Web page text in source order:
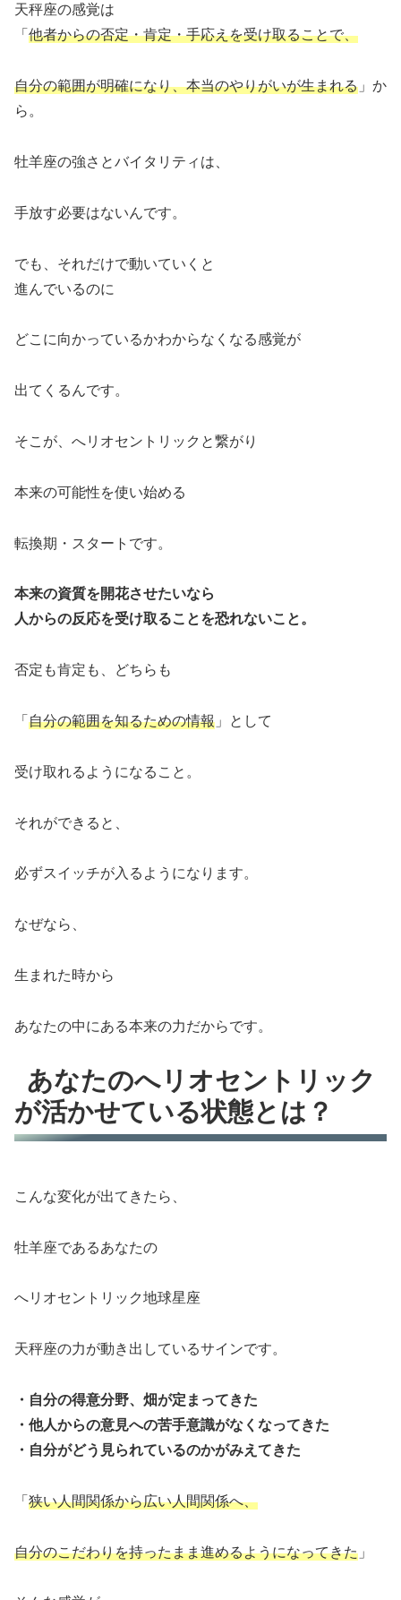
天秤座の感覚は
「他者からの否定・肯定・手応えを受け取ることで、
自分の範囲が明確になり、本当のやりがいが生まれる 」か
ら。
牡羊座の強さとバイタリティは、
手放す必要はないんです。
でも、それだけで動いていくと
進んでいるのに
どこに向かっているかわからなくなる感覚が
出てくるんです。
そこが、へリオセントリックと繋がり
本来の可能性を使い始める
転換期・スタートです。
本来の資質を開花させたいなら
人からの反応を受け取ることを恐れないこと。
否定も肯定も、どちらも
「自分の範囲を知るための情報 」として
受け取れるようになること。
それができると、
必ずスイッチが入るようになります。
なぜなら、
生まれた時から
あなたの中にある本来の力だからです。
あなたのへリオセントリック
が活かせている状態とは？
こんな変化が出てきたら、
牡羊座であるあなたの
へリオセントリック地球星座
天秤座の力が動き出しているサインです。
・自分の得意分野、畑が定まってきた
・他人からの意見への苦手意識がなくなってきた
・自分がどう見られているのかがみえてきた
「狭い人間関係から広い人間関係へ、
自分のこだわりを持ったまま進めるようになってきた 」